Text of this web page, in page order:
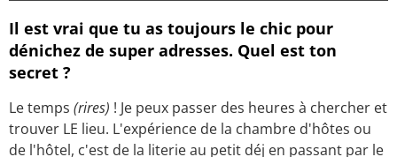
Il est vrai que tu as toujours le chic pour
dénichez de super adresses. Quel est ton
secret ?
Le temps (rires) ! Je peux passer des heures à chercher et
trouver LE lieu. L'expérience de la chambre d'hôtes ou
de l'hôtel, c'est de la literie au petit déj en passant par le